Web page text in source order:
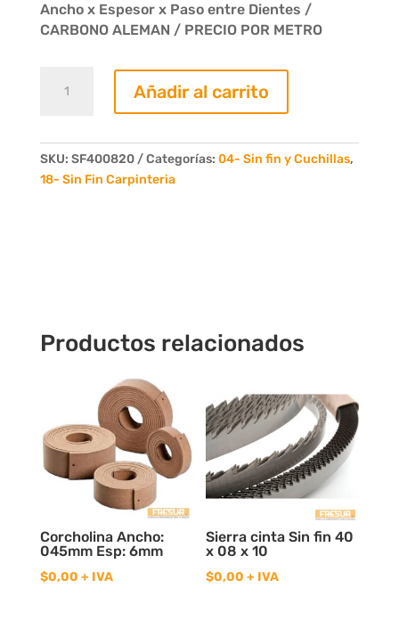
Ancho x Espesor x Paso entre Dientes /
CARBONO ALEMAN / PRECIO POR METRO
cinta
40
x
Añadir al carrito
SKU: SF400820 Categorías: 04- Sin fin y Cuchillas,
18- Sin Fin Carpinteria
Productos relacionados
Corcholina Ancho:
045mm Esp: 6mm
$0,00 + IVA
Sierra cinta Sin fin 40
x 08 x 10
$0,00 + IVA